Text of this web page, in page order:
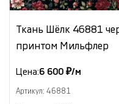
Ткань Шёлк 46881
принтом Мильфлер
Цена:6 600 ₽/м
Артикул: 46881